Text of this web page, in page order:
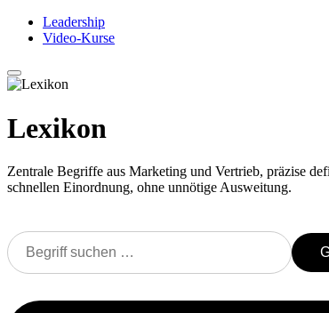
Leadership
Video-Kurse
Lexikon
Zentrale Begriffe aus Marketing und Vertrieb, präzise
schnellen Einordnung, ohne unnötige Ausweitung.